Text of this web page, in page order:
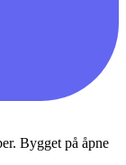
Bygget på åpne